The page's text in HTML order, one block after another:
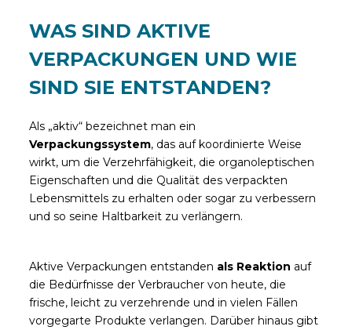
WAS SIND AKTIVE
VERPACKUNGEN UND WIE
SIND SIE ENTSTANDEN?
Als „aktiv“ bezeichnet man ein
Verpackungssystem, das auf koordinierte Weise
wirkt, um die Verzehrfähigkeit, die organoleptischen
Eigenschaften und die Qualität des verpackten
Lebensmittels zu erhalten oder sogar zu verbessern
und so seine Haltbarkeit zu verlängern.
Aktive Verpackungen entstanden als Reaktion auf
die Bedürfnisse der Verbraucher von heute, die
frische, leicht zu verzehrende und in vielen Fällen
vorgegarte Produkte verlangen. Darüber hinaus gibt